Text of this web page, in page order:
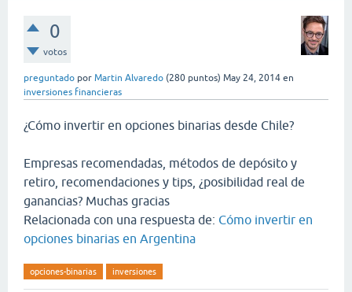
0
votos
preguntado por Martin Alvaredo (280 puntos) May 24, 2014 en
inversiones financieras
¿Cómo invertir en opciones binarias desde Chile?
Empresas recomendadas, métodos de depósito y
retiro, recomendaciones y tips, ¿posibilidad real de
ganancias? Muchas gracias
Relacionada con una respuesta de: Cómo invertir en
opciones binarias en Argentina
opciones-binarias inversiones